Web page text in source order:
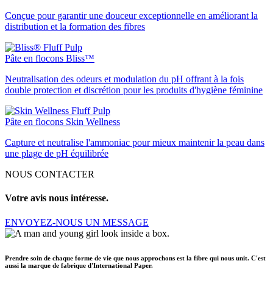
Conçue pour garantir une douceur exceptionnelle en améliorant la
distribution et la formation des fibres
Pâte en flocons Bliss™
Neutralisation des odeurs et modulation du pH offrant à la fois
double protection et discrétion pour les produits d'hygiène féminine
Pâte en flocons Skin Wellness
Capture et neutralise l'ammoniac pour mieux maintenir la peau dans
une plage de pH équilibrée
NOUS CONTACTER
Votre avis nous intéresse.
ENVOYEZ-NOUS UN MESSAGE
Prendre soin de chaque forme de vie que nous approchons est la fibre qui nous unit. C'est
aussi la marque de fabrique d'International Paper.